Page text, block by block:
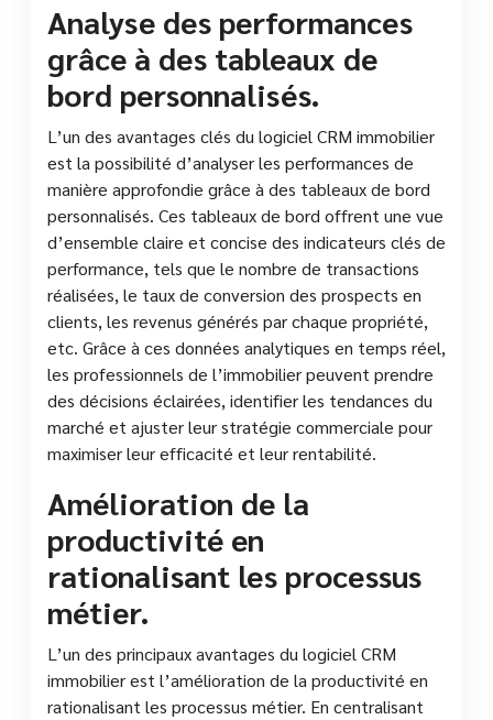
Analyse des performances
grâce à des tableaux de
bord personnalisés.
L’un des avantages clés du logiciel CRM immobilier
est la possibilité d’analyser les performances de
manière approfondie grâce à des tableaux de bord
personnalisés. Ces tableaux de bord offrent une vue
d’ensemble claire et concise des indicateurs clés de
performance, tels que le nombre de transactions
réalisées, le taux de conversion des prospects en
clients, les revenus générés par chaque propriété,
etc. Grâce à ces données analytiques en temps réel,
les professionnels de l’immobilier peuvent prendre
des décisions éclairées, identifier les tendances du
marché et ajuster leur stratégie commerciale pour
maximiser leur efficacité et leur rentabilité.
Amélioration de la
productivité en
rationalisant les processus
métier.
L’un des principaux avantages du logiciel CRM
immobilier est l’amélioration de la productivité en
rationalisant les processus métier. En centralisant